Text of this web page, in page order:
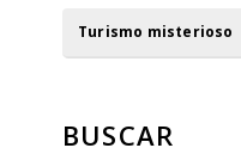
Turismo misterioso
BUSCAR